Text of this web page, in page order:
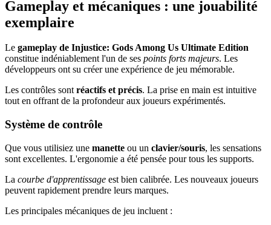
Gameplay et mécaniques : une jouabilité
exemplaire
Le gameplay de Injustice: Gods Among Us Ultimate Edition
constitue indéniablement l'un de ses points forts majeurs. Les
développeurs ont su créer une expérience de jeu mémorable.
Les contrôles sontréactifs et précis. La prise en main est intuitive
tout en offrant de la profondeur aux joueurs expérimentés.
Système de contrôle
Que vous utilisiez une manette ou un clavier/souris, les sensations
sont excellentes. L'ergonomie a été pensée pour tous les supports.
La courbe d'apprentissage est bien calibrée. Les nouveaux joueurs
peuvent rapidement prendre leurs marques.
Les principales mécaniques de jeu incluent :